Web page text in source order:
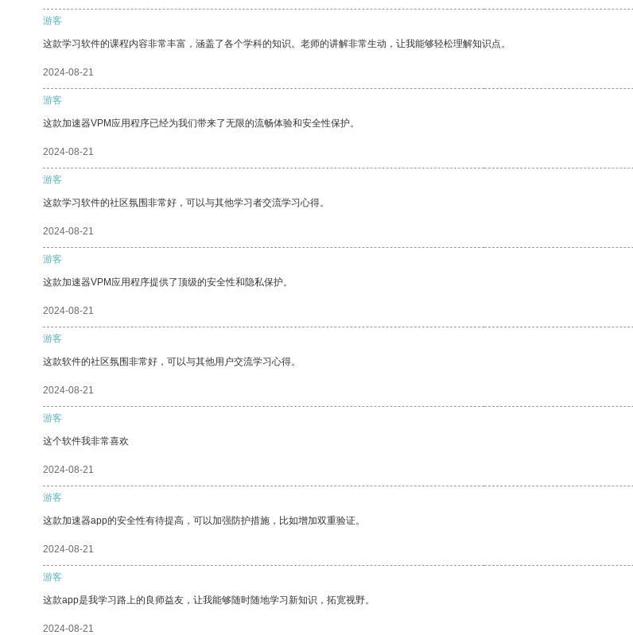
游客
这款学习软件的课程内容非常丰富，涵盖了各个学科的知识。老师的讲解非常生动，让我能够轻松理解知识点。
2024-08-21
游客
这款加速器VPM应用程序已经为我们带来了无限的流畅体验和安全性保护。
2024-08-21
游客
这款学习软件的社区氛围非常好，可以与其他学习者交流学习心得。
2024-08-21
游客
这款加速器VPM应用程序提供了顶级的安全性和隐私保护。
2024-08-21
游客
这款软件的社区氛围非常好，可以与其他用户交流学习心得。
2024-08-21
游客
这个软件我非常喜欢
2024-08-21
游客
这款加速器app的安全性有待提高，可以加强防护措施，比如增加双重验证。
2024-08-21
游客
这款app是我学习路上的良师益友，让我能够随时随地学习新知识，拓宽视野。
2024-08-21